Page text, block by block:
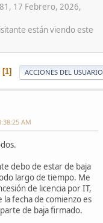
17 Febrero, 2026,
están viendo este
1 ACCIONES DEL USUARIO
AM
debo de estar de baja
largo de tiempo. Me
de licencia por IT,
fecha de comienzo es
de baja firmado.